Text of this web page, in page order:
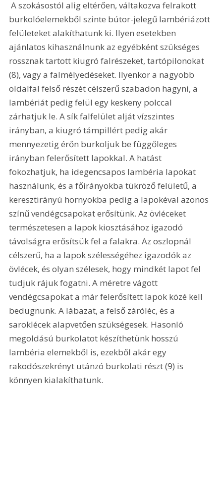
A szokásostól alig eltérően, váltakozva felrakott
burkolóelemekből szinte bútor-jelegű lambériázott
felületeket alakíthatunk ki. Ilyen esetekben
ajánlatos kihasználnunk az egyébként szükséges
rossznak tartott kiugró falrészeket, tartópilonokat
(8), vagy a falmélyedéseket. Ilyenkor a nagyobb
oldalfal felső részét célszerű szabadon hagyni, a
lambériát pedig felül egy keskeny polccal
zárhatjuk le. A sík falfelület alját vízszintes
irányban, a kiugró támpillért pedig akár
mennyezetig érőn burkoljuk be függőleges
irányban felerősített lapokkal. A hatást
fokozhatjuk, ha idegencsapos lambéria lapokat
használunk, és a főirányokba tükröző felületű, a
keresztirányú hornyokba pedig a lapokéval azonos
színű vendégcsapokat erősítünk. Az övléceket
természetesen a lapok kiosztásához igazodó
távolságra erősítsük fel a falakra. Az oszlopnál
célszerű, ha a lapok szélességéhez igazodók az
övlécek, és olyan szélesek, hogy mindkét lapot fel
tudjuk rájuk fogatni. A méretre vágott
vendégcsapokat a már felerősített lapok közé kell
bedugnunk. A lábazat, a felső záróléc, és a
saroklécek alapvetően szükségesek. Hasonló
megoldású burkolatot készíthetünk hosszú
lambéria elemekből is, ezekből akár egy
rakodószekrényt utánzó burkolati részt (9) is
könnyen kialakíthatunk.